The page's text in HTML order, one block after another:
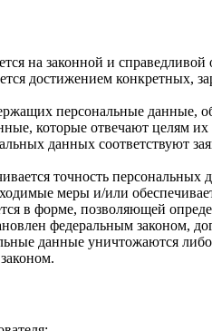
на законной и справедливой
достижением конкретных,
персональные данные,
которые отвечают целям их
данных соответствуют
точность
меры и/или
в форме, позволяющей
федеральным законом,
данные уничтожаются